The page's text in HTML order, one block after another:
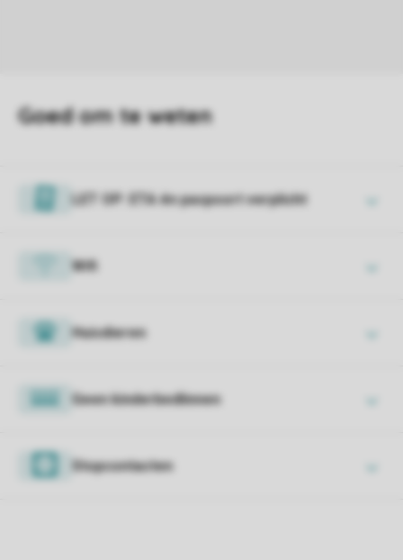
LET OP: ETA én paspoort verplicht
Wifi
Huisdieren
Geen kinderbedlinnen
Stopcontacten